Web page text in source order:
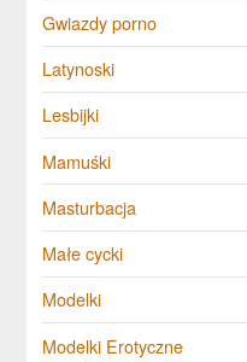
Gwiazdy porno
Latynoski
Lesbijki
Mamuśki
Masturbacja
Małe cycki
Modelki
Modelki Erotyczne